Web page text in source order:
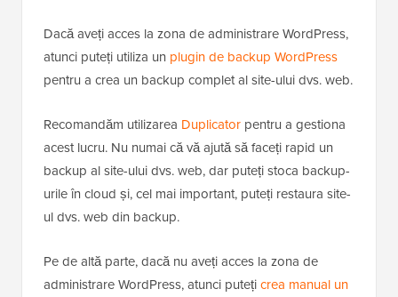
Dacă aveți acces la zona de administrare WordPress,
atunci puteți utiliza un plugin de backup WordPress
pentru a crea un backup complet al site-ului dvs. web.
Recomandăm utilizarea Duplicator pentru a gestiona
acest lucru. Nu numai că vă ajută să faceți rapid un
backup al site-ului dvs. web, dar puteți stoca backup-
urile în cloud și, cel mai important, puteți restaura site-
ul dvs. web din backup.
Pe de altă parte, dacă nu aveți acces la zona de
administrare WordPress, atunci putețicrea manual un